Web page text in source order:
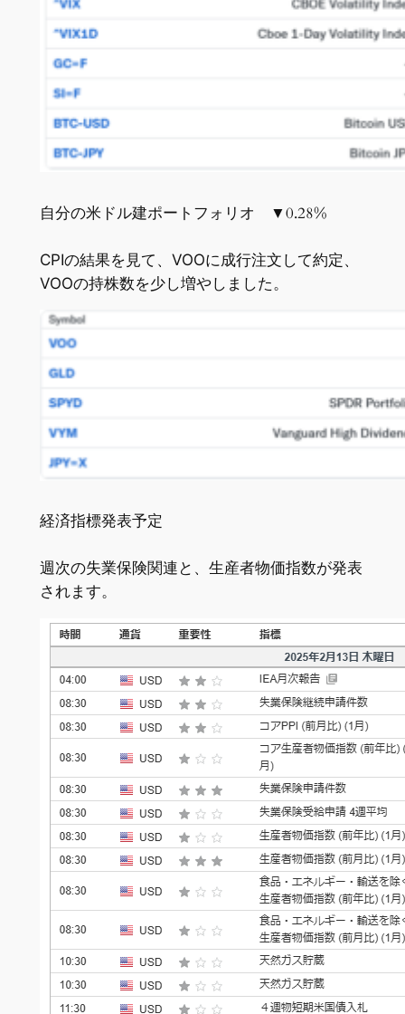
自分の米ドル建ポートフォリオ ▼0.28%
CPIの結果を見て、VOOに成行注文して約定、
VOOの持株数を少し増やしました。
経済指標発表予定
週次の失業保険関連と、生産者物価指数が発表
されます。